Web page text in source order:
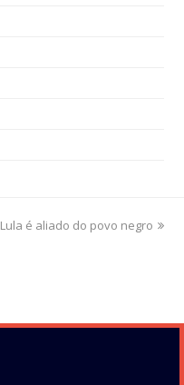
next
Lula é aliado do povo negro